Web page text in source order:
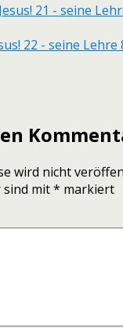
Jesus! 21 - seine
22 - seine
wird nicht
sind mit* markiert